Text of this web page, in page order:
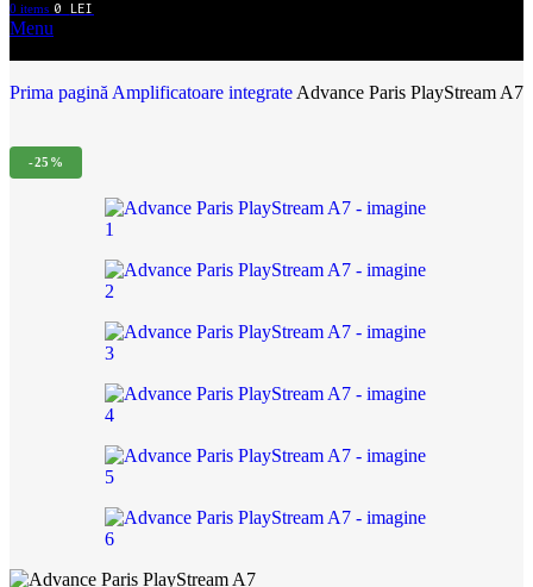
0 items 0 LEI
Menu
Prima pagină Amplificatoare integrate Advance Paris PlayStream A7
-25%